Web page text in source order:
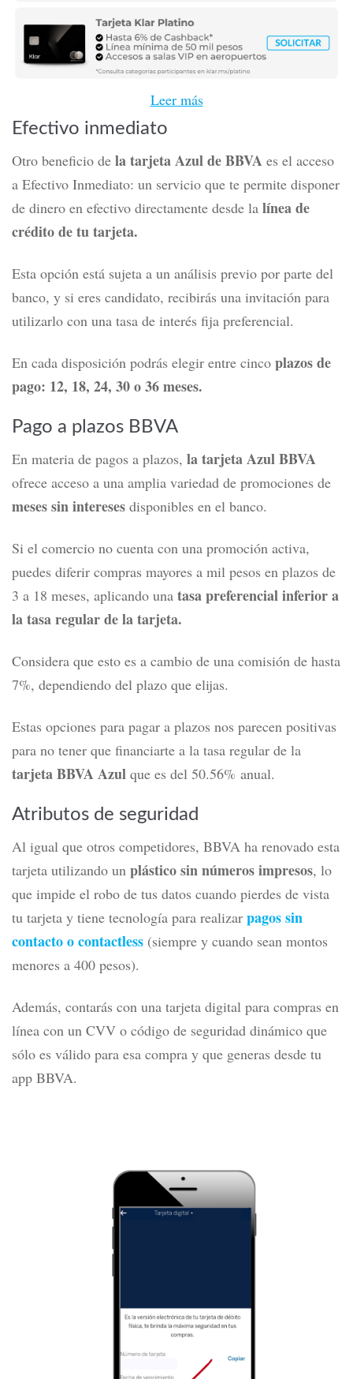
Leer más
Efectivo inmediato
Otro beneficio de la tarjeta Azul de BBVA es el acceso
a Efectivo Inmediato: un servicio que te permite disponer
de dinero en efectivo directamente desde la línea de
crédito de tu tarjeta.
Esta opción está sujeta a un análisis previo por parte del
banco, y si eres candidato, recibirás una invitación para
utilizarlo con una tasa de interés fija preferencial.
En cada disposición podrás elegir entre cinco plazos de
pago: 12, 18, 24, 30 o 36 meses.
Pago a plazos BBVA
En materia de pagos a plazos, la tarjeta Azul BBVA
ofrece acceso a una amplia variedad de promociones de
meses sin intereses disponibles en el banco.
Si el comercio no cuenta con una promoción activa,
puedes diferir compras mayores a mil pesos en plazos de
3 a 18 meses, aplicando una tasa preferencial inferior a
la tasa regular de la tarjeta.
Considera que esto es a cambio de una comisión de hasta
7%, dependiendo del plazo que elijas.
Estas opciones para pagar a plazos nos parecen positivas
para no tener que financiarte a la tasa regular de la
tarjeta BBVA Azul que es del 50.56% anual.
Atributos de seguridad
Al igual que otros competidores, BBVA ha renovado esta
tarjeta utilizando un plástico sin números impresos, lo
que impide el robo de tus datos cuando pierdes de vista
tu tarjeta y tiene tecnología para realizar pagos sin
contacto o contactless (siempre y cuando sean montos
menores a 400 pesos).
Además, contarás con una tarjeta digital para compras en
línea con un CVV o código de seguridad dinámico que
sólo es válido para esa compra y que generas desde tu
app BBVA.